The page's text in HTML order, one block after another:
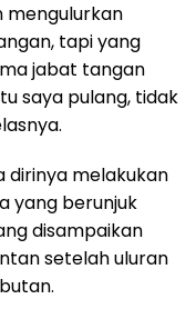
mengulurkan
tapi yang
jabat tangan
saya pulang, tidak
dirinya melakukan
yang berunjuk
disampaikan
setelah uluran